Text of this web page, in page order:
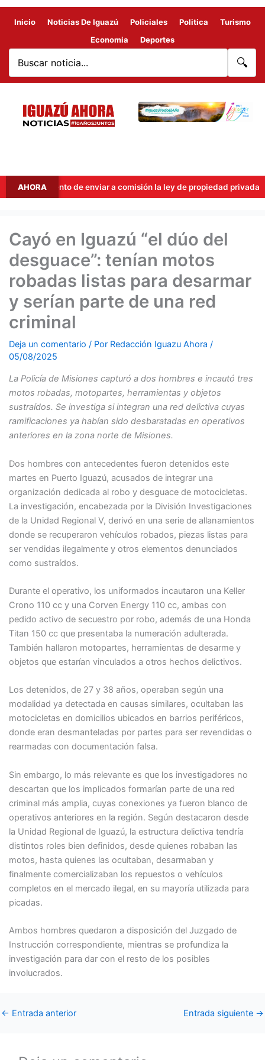
Inicio Noticias De Iguazú Policiales Politica
Turismo
Economia
Deportes
🔍
AHORA
el intento de enviar a comisión la ley de propiedad privada
Cayó en Iguazú “el dúo del
desguace”: tenían motos
robadas listas para desarmar
y serían parte de una red
criminal
Deja un comentario / Por Redacción Iguazu Ahora /
05/08/2025
La Policía de Misiones capturó a dos hombres e incautó tres
motos robadas, motopartes, herramientas y objetos
sustraídos. Se investiga si integran una red delictiva cuyas
ramificaciones ya habían sido desbaratadas en operativos
anteriores en la zona norte de Misiones.
Dos hombres con antecedentes fueron detenidos este
martes en Puerto Iguazú, acusados de integrar una
organización dedicada al robo y desguace de motocicletas.
La investigación, encabezada por la División Investigaciones
de la Unidad Regional V, derivó en una serie de allanamientos
donde se recuperaron vehículos robados, piezas listas para
ser vendidas ilegalmente y otros elementos denunciados
como sustraídos.
Durante el operativo, los uniformados incautaron una Keller
Crono 110 cc y una Corven Energy 110 cc, ambas con
pedido activo de secuestro por robo, además de una Honda
Titan 150 cc que presentaba la numeración adulterada.
También hallaron motopartes, herramientas de desarme y
objetos que estarían vinculados a otros hechos delictivos.
Los detenidos, de 27 y 38 años, operaban según una
modalidad ya detectada en causas similares, ocultaban las
motocicletas en domicilios ubicados en barrios periféricos,
donde eran desmanteladas por partes para ser revendidas o
rearmadas con documentación falsa.
Sin embargo, lo más relevante es que los investigadores no
descartan que los implicados formarían parte de una red
criminal más amplia, cuyas conexiones ya fueron blanco de
operativos anteriores en la región. Según destacaron desde
la Unidad Regional de Iguazú, la estructura delictiva tendría
distintos roles bien definidos, desde quienes robaban las
motos, hasta quienes las ocultaban, desarmaban y
finalmente comercializaban los repuestos o vehículos
completos en el mercado ilegal, en su mayoría utilizada para
picadas.
Ambos hombres quedaron a disposición del Juzgado de
Instrucción correspondiente, mientras se profundiza la
investigación para dar con el resto de los posibles
involucrados.
← Entrada anterior Entrada siguiente →